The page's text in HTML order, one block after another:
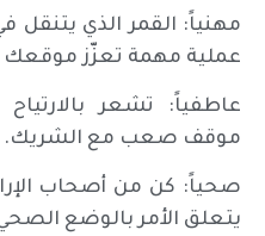
مهنياً: القمر الذي
عملية مهمة تعزّز موقعك
عاطفياً: تشعر
موقف صعب مع الشريك.
صحياً: كن من أصحاب
يتعلق الأمر بالوضع